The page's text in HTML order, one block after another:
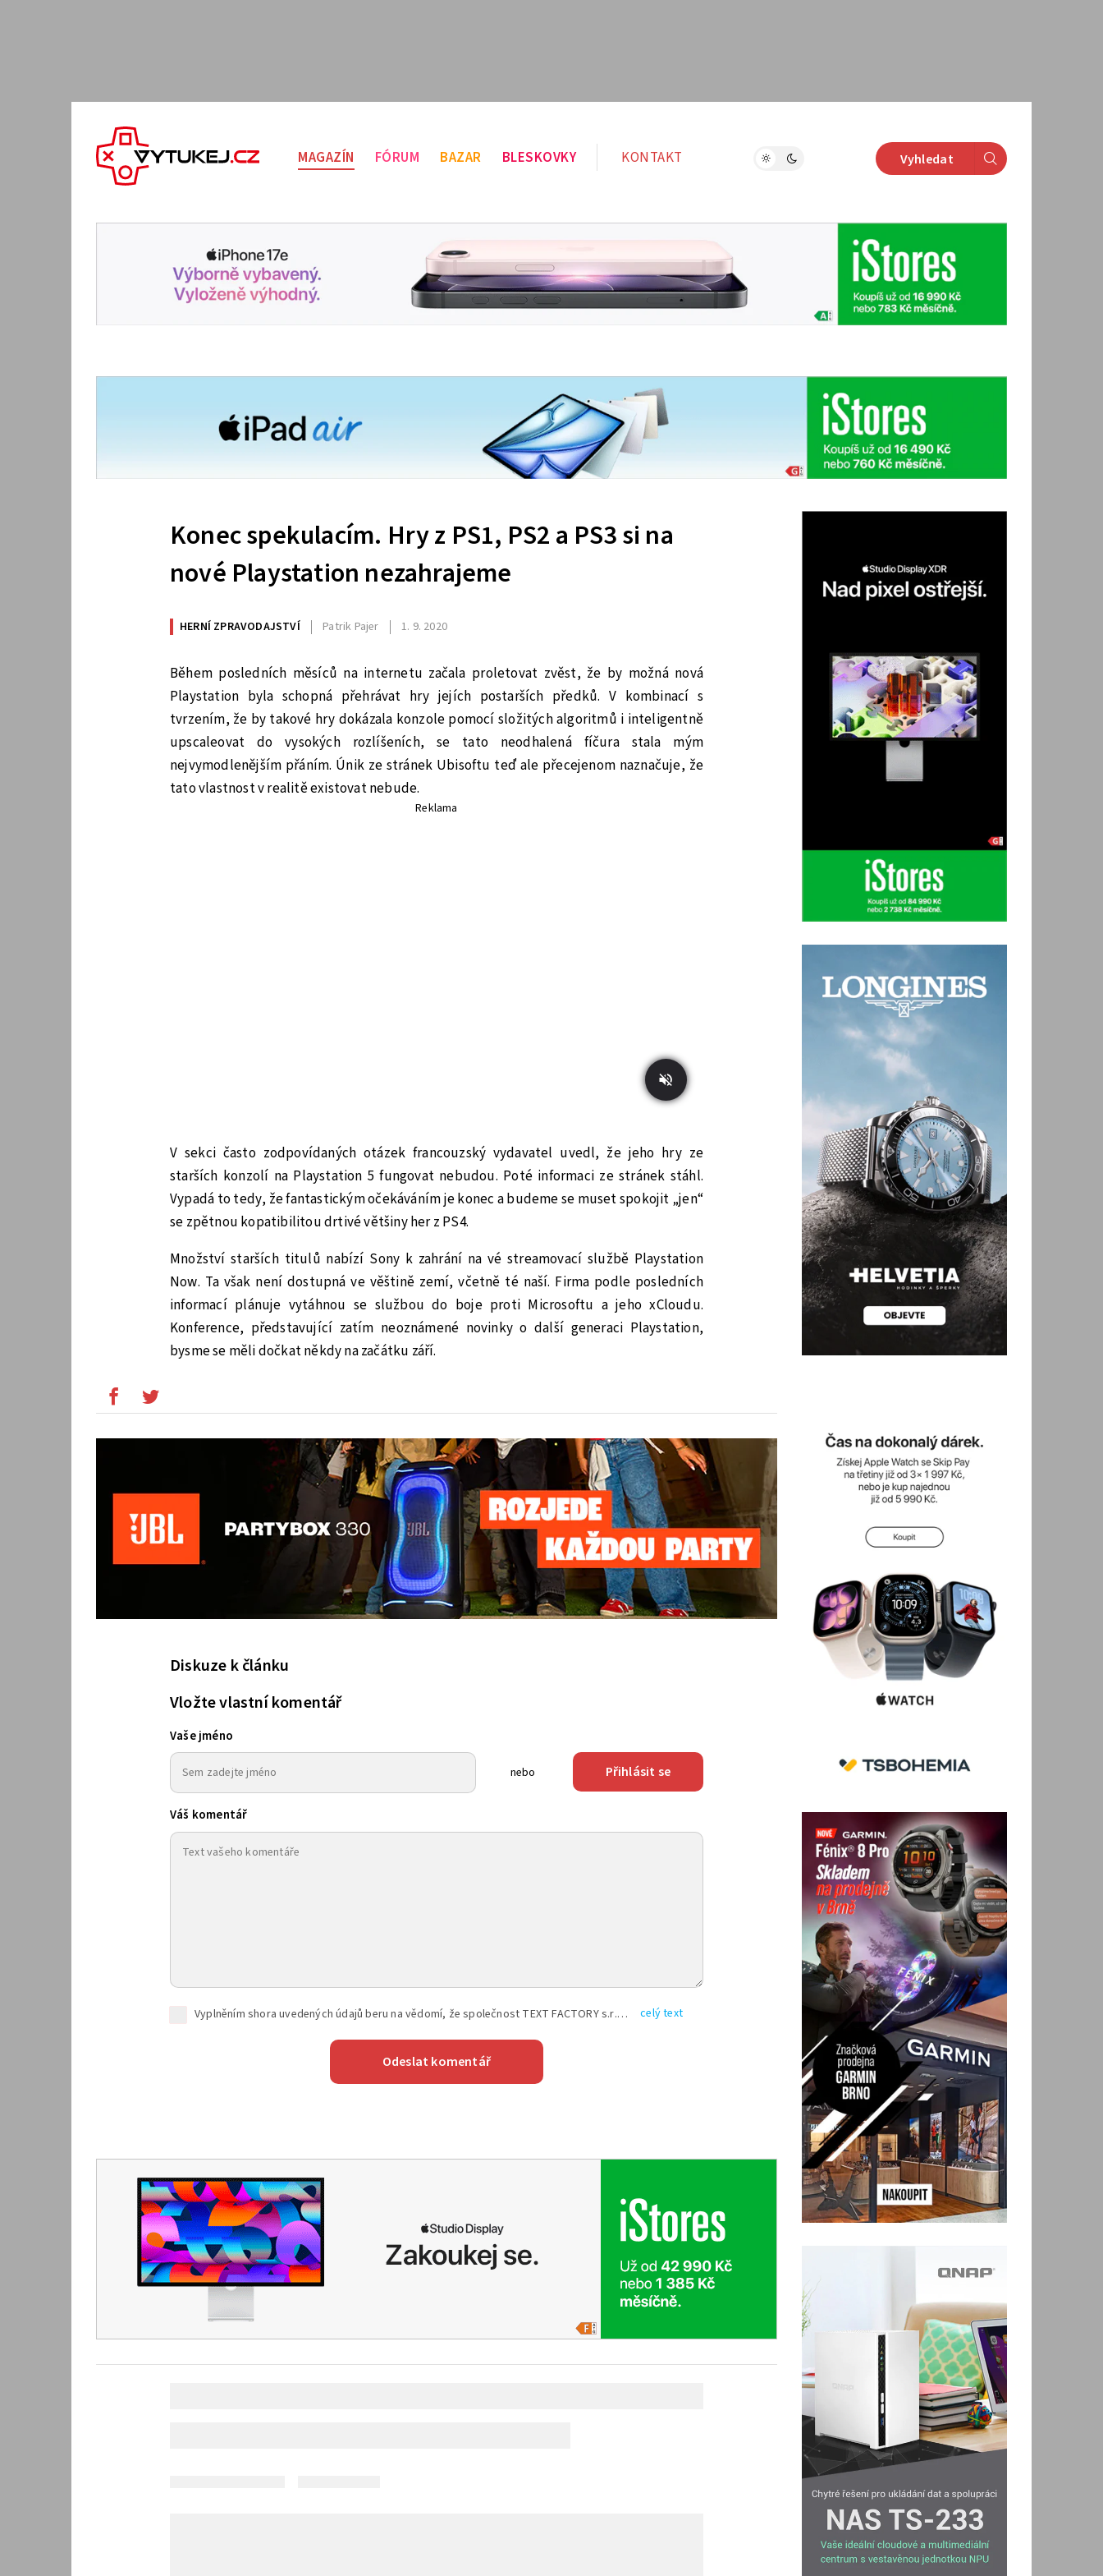
MAGAZÍN FÓRUM BAZAR BLESKOVKY KONTAKT Vyhledat
Konec spekulacím. Hry z PS1, PS2 a PS3 si na
nové Playstation nezahrajeme
HERNÍ ZPRAVODAJSTVÍ Patrik Pajer 1. 9. 2020
Během posledních měsíců na internetu začala proletovat zvěst, že by možná nová
Playstation byla schopná přehrávat hry jejích postarších předků. V kombinací s
tvrzením, že by takové hry dokázala konzole pomocí složitých algoritmů i inteligentně
upscaleovat do vysokých rozlíšeních, se tato neodhalená fíčura stala mým
nejvymodlenějším přáním. Únik ze stránek Ubisoftu teď ale přecejenom naznačuje, že
tato vlastnost v realitě existovat nebude.
Reklama
V sekci často zodpovídaných otázek francouzský vydavatel uvedl, že jeho hry ze
starších konzolí na Playstation 5 fungovat nebudou. Poté informaci ze stránek stáhl.
Vypadá to tedy, že fantastickým očekáváním je konec a budeme se muset spokojit „jen“
se zpětnou kopatibilitou drtivé většiny her z PS4.
Množství starších titulů nabízí Sony k zahrání na vé streamovací službě Playstation
Now. Ta však není dostupná ve věštině zemí, včetně té naší. Firma podle posledních
informací plánuje vytáhnou se službou do boje proti Microsoftu a jeho xCloudu.
Konference, představující zatím neoznámené novinky o další generaci Playstation,
bysme se měli dočkat někdy na začátku září.
Diskuze k článku
Vložte vlastní komentář
Vaše jméno
nebo Přihlásit se
Váš komentář
Vyplněním shora uvedených údajů beru na vědomí, že společnost TEXT FACTORY s.r.o., sídlem Brno, Durďákova 336/29, Černá Pole, PSČ: 613 00, IČ: 06157831, zapsané u Krajského soudu v Brně, oddíl C, vložka 100399, bude zpracovávat mé osobní údaje uvedené v rámci mnou vyplněného registračního formuláře na základě oprávněných zájmů TEXT FACTORY s.r.o. dle čl. 6 odst. 1 písm. f) GDPR a pro splnění právních povinností (čl. 6 odst. 1 písm. c) GDPR), a to pro tyto účely: nezbytnost zajistit oprávnění návštěvníka webových stránek provozovaných společností TEXT FACTORY s.r.o. přispívat aktivně ke zveřejněným článkům nebo v rámci diskusních fór a výkon práv TEXT FACTORY s.r.o. jako administrátora těchto diskusních fór. Více informací o zpracování osobních údajů a právech lze nalézt v celý text